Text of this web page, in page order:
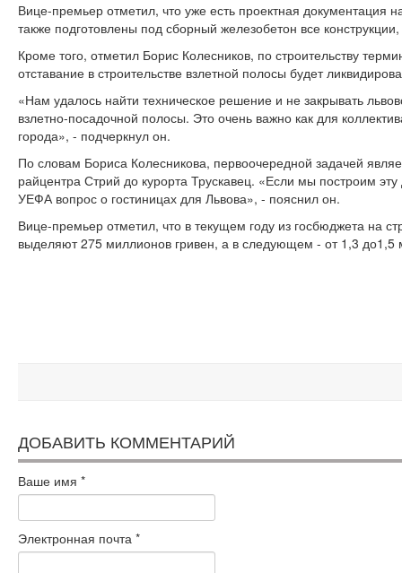
Вице-премьер отметил, что уже есть проектная документация
также подготовлены под сборный железобетон все
Кроме того, отметил Борис Колесников, по строительству
отставание в строительстве взлетной полосы будет
«Нам удалось найти техническое решение и не закрывать
взлетно-посадочной полосы. Это очень важно как для
города», - подчеркнул он.
По словам Бориса Колесникова, первоочередной задачей
райцентра Стрий до курорта Трускавец. «Если мы построим
УЕФА вопрос о гостиницах для Львова», - пояснил он.
Вице-премьер отметил, что в текущем году из госбюджета на
выделяют 275 миллионов гривен, а в следующем - от 1,3
ДОБАВИТЬ КОММЕНТАРИЙ
Ваше имя *
Электронная почта *